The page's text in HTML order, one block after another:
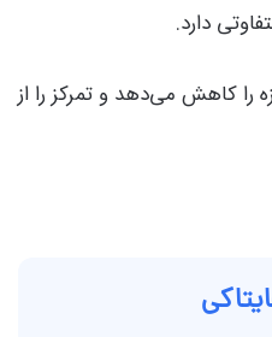
دارد.
را کاهش می‌دهد و تمرکز را از